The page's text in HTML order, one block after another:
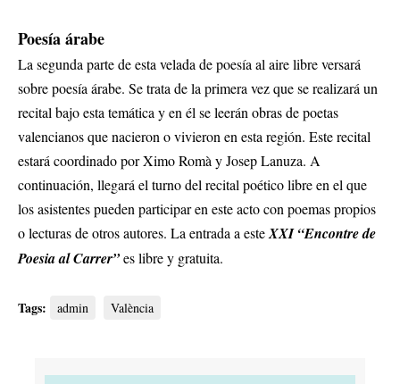
Poesía árabe
La segunda parte de esta velada de poesía al aire libre versará
sobre poesía árabe. Se trata de la primera vez que se realizará un
recital bajo esta temática y en él se leerán obras de poetas
valencianos que nacieron o vivieron en esta región. Este recital
estará coordinado por Ximo Romà y Josep Lanuza. A
continuación, llegará el turno del recital poético libre en el que
los asistentes pueden participar en este acto con poemas propios
o lecturas de otros autores. La entrada a esteXXI “Encontre de
Poesia al Carrer”es libre y gratuita.
Tags: admin València